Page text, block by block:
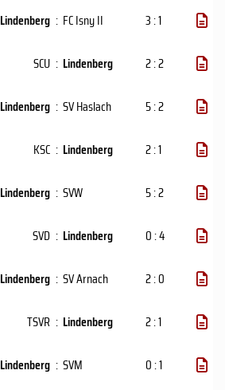
Lindenberg : FC Isny II
3 : 1
SCU : Lindenberg
2 : 2
Lindenberg : SV Haslach
5 : 2
KSC : Lindenberg
2 : 1
Lindenberg : SVW
5 : 2
SVD : Lindenberg
0 : 4
Lindenberg : SV Arnach
2 : 0
TSVR : Lindenberg
2 : 1
Lindenberg : SVM
0 : 1